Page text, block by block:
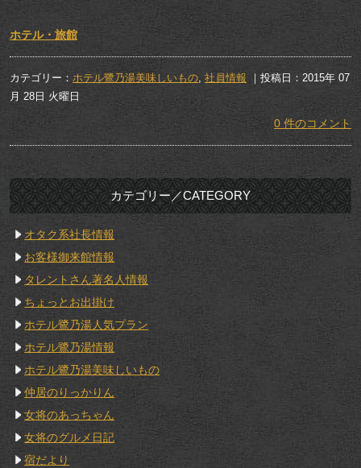
ホテル・旅館
カテゴリー： ホテル鷺乃湯美味しいもの, 社員情報 ｜投稿日：2015年 07
月 28日 火曜日
0 件のコメント
カテゴリー／CATEGORY
オタク系社長情報
お客様御来館情報
タレントさん著名人情報
ちょっとお出掛け
ホテル鷺乃湯人気プラン
ホテル鷺乃湯情報
ホテル鷺乃湯美味しいもの
仲居のりっかりん
女将のあっちゃん
女将のグルメ日記
宿だより